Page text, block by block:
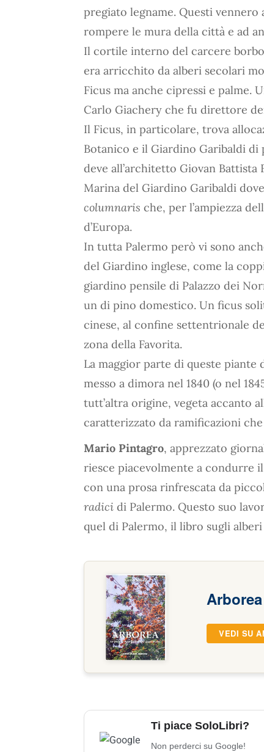
pregiato legname. Questi
rompere le mura della città e ad
Il cortile interno del carcere
era arricchito da alberi secolari
Ficus ma anche cipressi e palme.
Carlo Giachery che fu direttore
Il Ficus, in particolare, trova
Botanico e il Giardino Garibaldi di
deve all’architetto Giovan Battista
Marina del Giardino Garibaldi
columnaris che, per l’ampiezza
d’Europa.
In tutta Palermo però vi sono
del Giardino inglese, come la
giardino pensile di Palazzo dei
un di pino domestico. Un ficus
cinese, al confine settentrionale
zona della Favorita.
La maggior parte di queste piante
messo a dimora nel 1840 (o nel
tutt’altra origine, vegeta accanto
caratterizzato da ramificazioni
Mario Pintagro, apprezzato
riesce piacevolmente a condurre
con una prosa rinfrescata da
radici di Palermo. Questo suo
quel di Palermo, il libro sugli
Arborea
VEDI SU
Ti piace SoloLibri?
Non perderci su Google!